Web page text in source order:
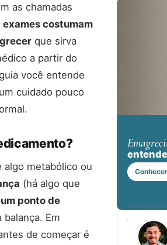
as chamadas
exames costumam
que sirva
a partir do
você entende
cuidado pouco
algo metabólico ou
(há algo que
ponto de
Em
de começar é
* Responsável técnico: